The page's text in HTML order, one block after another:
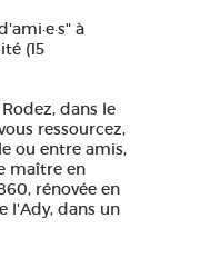
à
(15
dans le
ressourcez,
ou entre amis,
maître en
rénovée en
l'Ady, dans un